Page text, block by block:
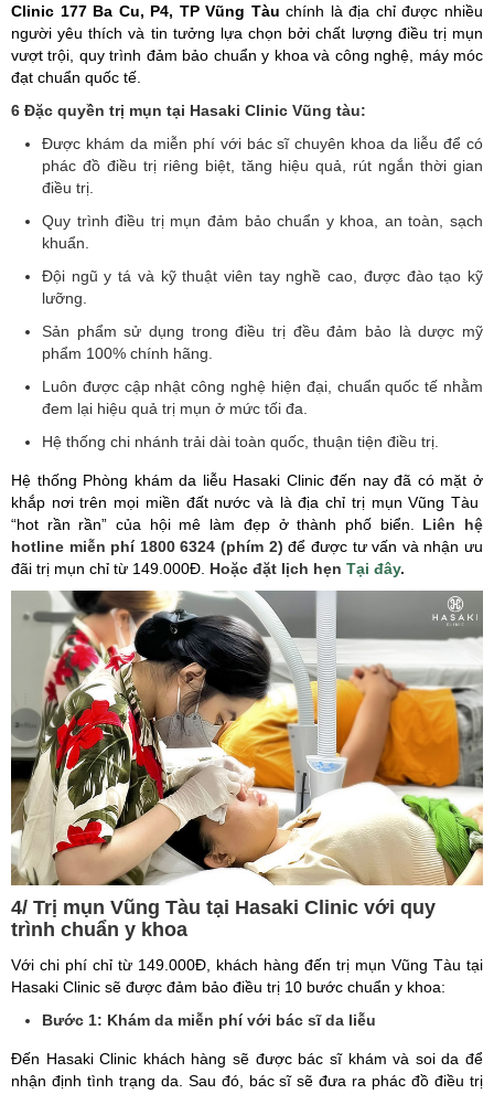
Clinic 177 Ba Cu, P4, TP Vũng Tàu chính là địa chỉ được nhiều
người yêu thích và tin tưởng lựa chọn bởi chất lượng điều trị mụn
vượt trội, quy trình đảm bảo chuẩn y khoa và công nghệ, máy móc
đạt chuẩn quốc tế.
6 Đặc quyền trị mụn tại Hasaki Clinic Vũng tàu:
Được khám da miễn phí với bác sĩ chuyên khoa da liễu để có
phác đồ điều trị riêng biệt, tăng hiệu quả, rút ngắn thời gian
điều trị.
Quy trình điều trị mụn đảm bảo chuẩn y khoa, an toàn, sạch
khuẩn.
Đội ngũ y tá và kỹ thuật viên tay nghề cao, được đào tạo kỹ
lưỡng.
Sản phẩm sử dụng trong điều trị đều đảm bảo là dược mỹ
phẩm 100% chính hãng.
Luôn được cập nhật công nghệ hiện đại, chuẩn quốc tế nhằm
đem lại hiệu quả trị mụn ở mức tối đa.
Hệ thống chi nhánh trải dài toàn quốc, thuận tiện điều trị.
Hệ thống Phòng khám da liễu Hasaki Clinic đến nay đã có mặt ở
khắp nơi trên mọi miền đất nước và là địa chỉ trị mụn Vũng Tàu
“hot rần rần” của hội mê làm đẹp ở thành phố biển. Liên hệ
hotline miễn phí 1800 6324 (phím 2)để được tư vấn và nhận ưu
đãi trị mụn chỉ từ 149.000Đ. Hoặc đặt lịch hẹn Tại đây.
4/ Trị mụn Vũng Tàu tại Hasaki Clinic với quy
trình chuẩn y khoa
Với chi phí chỉ từ 149.000Đ, khách hàng đến trị mụn Vũng Tàu tại
Hasaki Clinic sẽ được đảm bảo điều trị 10 bước chuẩn y khoa:
Bước 1: Khám da miễn phí với bác sĩ da liễu
Đến Hasaki Clinic khách hàng sẽ được bác sĩ khám và soi da để
nhận định tình trạng da. Sau đó, bác sĩ sẽ đưa ra phác đồ điều trị